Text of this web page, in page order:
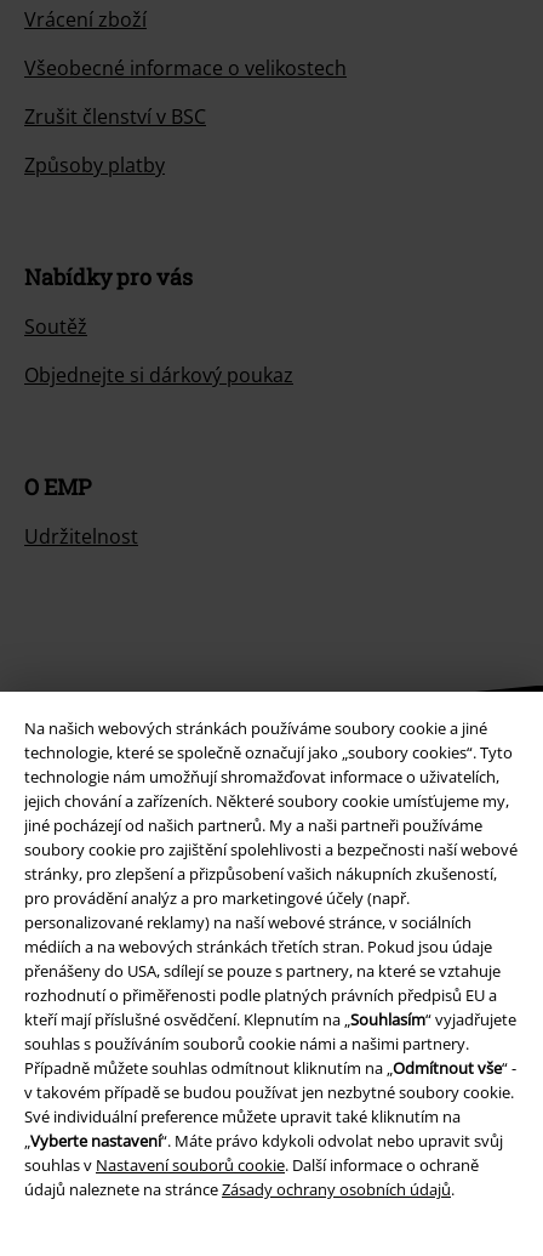
Na našich webových stránkách používáme soubory cookie a jiné
technologie, které se společně označují jako „soubory cookies“. Tyto
technologie nám umožňují shromažďovat informace o uživatelích,
jejich chování a zařízeních. Některé soubory cookie umísťujeme my,
jiné pocházejí od našich partnerů. My a naši partneři používáme
soubory cookie pro zajištění spolehlivosti a bezpečnosti naší webové
stránky, pro zlepšení a přizpůsobení vašich nákupních zkušeností,
pro provádění analýz a pro marketingové účely (např.
personalizované reklamy) na naší webové stránce, v sociálních
médiích a na webových stránkách třetích stran. Pokud jsou údaje
přenášeny do USA, sdílejí se pouze s partnery, na které se vztahuje
rozhodnutí o přiměřenosti podle platných právních předpisů EU a
kteří mají příslušné osvědčení. Klepnutím na „Souhlasím“ vyjadřujete
souhlas s používáním souborů cookie námi a našimi partnery.
Případně můžete souhlas odmítnout kliknutím na „Odmítnout vše“ -
v takovém případě se budou používat jen nezbytné soubory cookie.
Své individuální preference můžete upravit také kliknutím na
„Vyberte nastavení“. Máte právo kdykoli odvolat nebo upravit svůj
souhlas v Nastavení souborů cookie. Další informace o ochraně
údajů naleznete na stránceZásady ochrany osobních údajů.
Vrácení zboží
Všeobecné informace o velikostech
Zrušit členství v BSC
Způsoby platby
Nabídky pro vás
Soutěž
Objednejte si dárkový poukaz
O EMP
Udržitelnost
Staňte se součástí komunity!
Způsoby platby
Bankovní převod Platba na dobírku
Doprava